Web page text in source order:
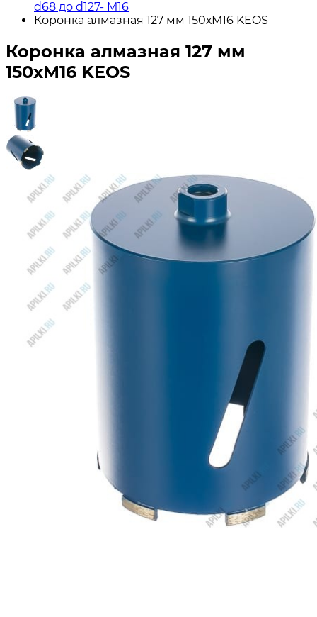
d68 до d127- М16
Коронка алмазная 127 мм 150хМ16 KEOS
Коронка алмазная 127 мм
150хМ16 KEOS